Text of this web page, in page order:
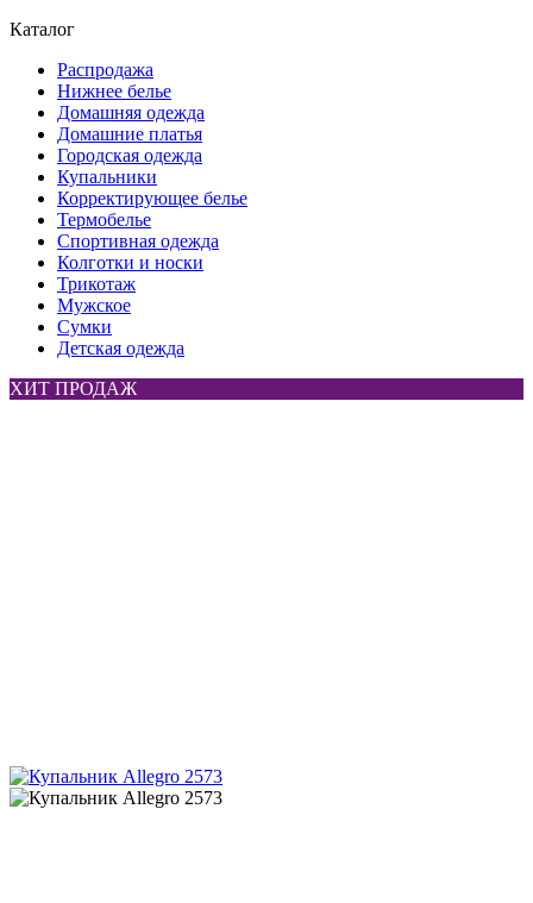
Каталог
Распродажа
Нижнее белье
Домашняя одежда
Домашние платья
Городская одежда
Купальники
Корректирующее белье
Термобелье
Спортивная одежда
Колготки и носки
Трикотаж
Мужское
Сумки
Детская одежда
ХИТ ПРОДАЖ